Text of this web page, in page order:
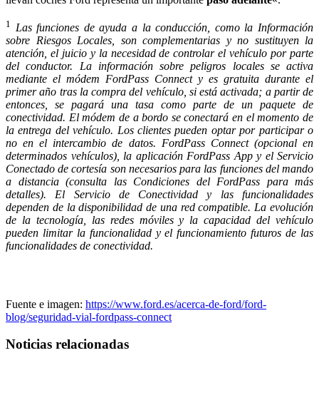
1
Las funciones de ayuda a la conducción, como la Información
sobre Riesgos Locales, son complementarias y no sustituyen la
atención, el juicio y la necesidad de controlar el vehículo por parte
del conductor. La información sobre peligros locales se activa
mediante el módem FordPass Connect y es gratuita durante el
primer año tras la compra del vehículo, si está activada; a partir de
entonces, se pagará una tasa como parte de un paquete de
conectividad. El módem de a bordo se conectará en el momento de
la entrega del vehículo. Los clientes pueden optar por participar o
no en el intercambio de datos. FordPass Connect (opcional en
determinados vehículos), la aplicación FordPass App y el Servicio
Conectado de cortesía son necesarios para las funciones del mando
a distancia (consulta las Condiciones del FordPass para más
detalles). El Servicio de Conectividad y las funcionalidades
dependen de la disponibilidad de una red compatible. La evolución
de la tecnología, las redes móviles y la capacidad del vehículo
pueden limitar la funcionalidad y el funcionamiento futuros de las
funcionalidades de conectividad.
Fuente e imagen: https://www.ford.es/acerca-de-ford/ford-
blog/seguridad-vial-fordpass-connect
Noticias relacionadas